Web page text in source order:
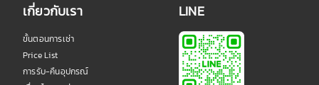
เกี่ยวกับเรา
ขั้นตอนการเช่า
Price List
การรับ-คืนอุปกรณ์
LINE